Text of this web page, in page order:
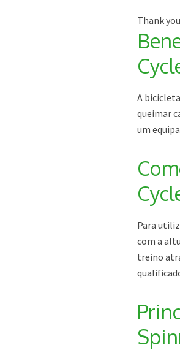
Thank
A
queimar
um
Para
com a
treino